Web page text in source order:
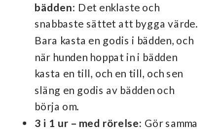
bädden: Det enklaste och
snabbaste sättet att bygga värde.
Bara kasta en godis i bädden, och
när hunden hoppat in i bädden
kasta en till, och en till, och sen
släng en godis av bädden och
börja om.
3 i 1 ur – med rörelse: Gör samma